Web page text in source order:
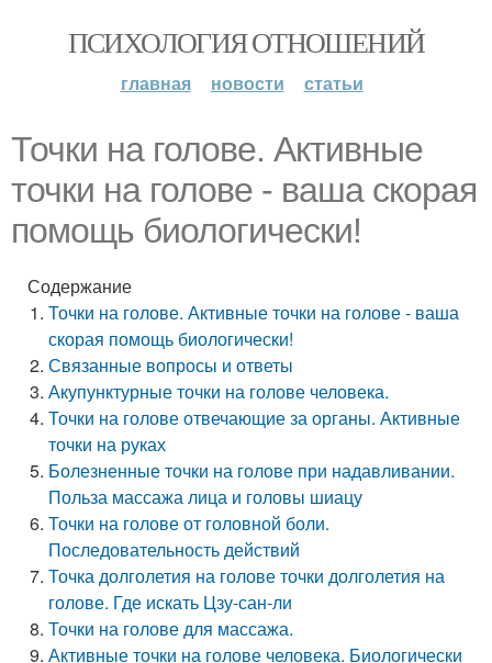
ПСИХОЛОГИЯ ОТНОШЕНИЙ
главная новости статьи
Точки на голове. Активные
точки на голове - ваша скорая
помощь биологически!
Содержание
Точки на голове. Активные точки на голове - ваша
скорая помощь биологически!
Связанные вопросы и ответы
Акупунктурные точки на голове человека.
Точки на голове отвечающие за органы. Активные
точки на руках
Болезненные точки на голове при надавливании.
Польза массажа лица и головы шиацу
Точки на голове от головной боли.
Последовательность действий
Точка долголетия на голове точки долголетия на
голове. Где искать Цзу-сан-ли
Точки на голове для массажа.
Активные точки на голове человека. Биологически